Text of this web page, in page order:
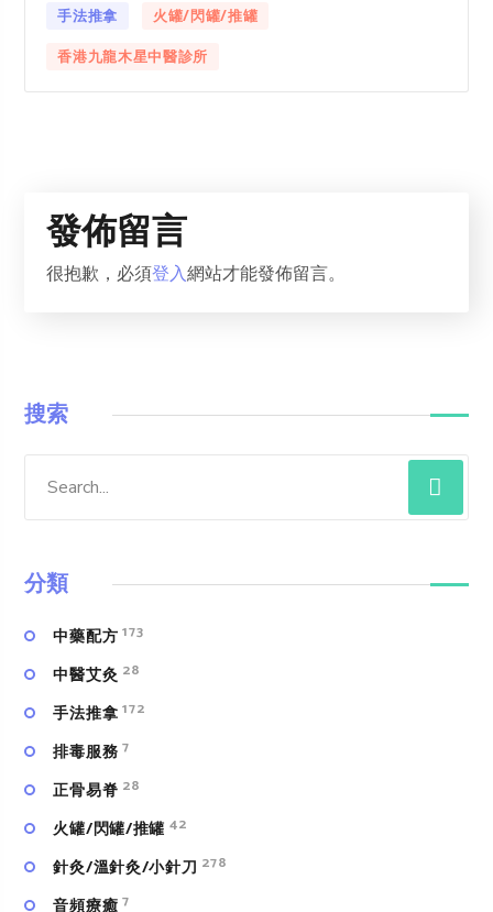
手法推拿
火罐/閃罐/推罐
香港九龍木星中醫診所
發佈留言
很抱歉，必須登入網站才能發佈留言。
搜索
分類
中藥配方 173
中醫艾灸 28
手法推拿 172
排毒服務 7
正骨易脊 28
火罐/閃罐/推罐 42
針灸/溫針灸/小針刀 278
7